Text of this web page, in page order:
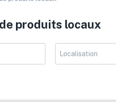
produits locaux